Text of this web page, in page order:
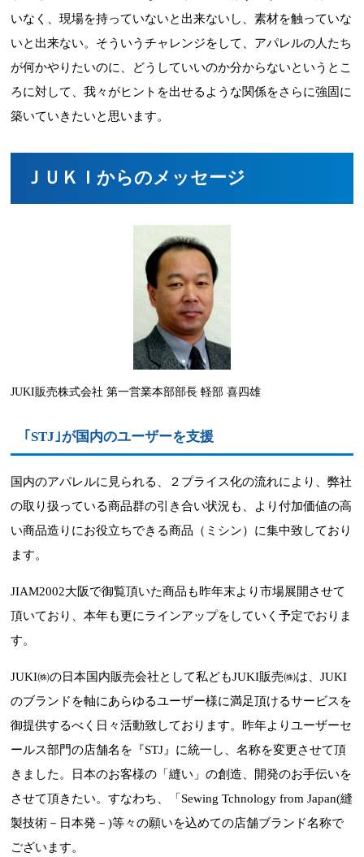
いなく、現場を持っていないと出来ないし、素材を触っていな
いと出来ない。そういうチャレンジをして、アパレルの人たち
が何かやりたいのに、どうしていいのか分からないというとこ
ろに対して、我々がヒントを出せるような関係をさらに強固に
築いていきたいと思います。
ＪＵＫＩからのメッセージ
JUKI販売株式会社 第一営業本部部長 軽部 喜四雄
｢STJ｣が国内のユーザーを支援
国内のアパレルに見られる、２プライス化の流れにより、弊社
の取り扱っている商品群の引き合い状況も、より付加価値の高
い商品造りにお役立ちできる商品（ミシン）に集中致しており
ます。
JIAM2002大阪で御覧頂いた商品も昨年末より市場展開させて
頂いており、本年も更にラインアップをしていく予定でおりま
す。
JUKI㈱の日本国内販売会社として私どもJUKI販売㈱は、JUKI
のブランドを軸にあらゆるユーザー様に満足頂けるサービスを
御提供するべく日々活動致しております。昨年よりユーザーセ
ールス部門の店舗名を『STJ』に統一し、名称を変更させて頂
きました。日本のお客様の「縫い」の創造、開発のお手伝いを
させて頂きたい。すなわち、「Sewing Tchnology from Japan(縫
製技術－日本発－)等々の願いを込めての店舗ブランド名称で
ございます。